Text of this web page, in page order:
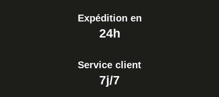
Expédition en
24h
Service client
7j/7